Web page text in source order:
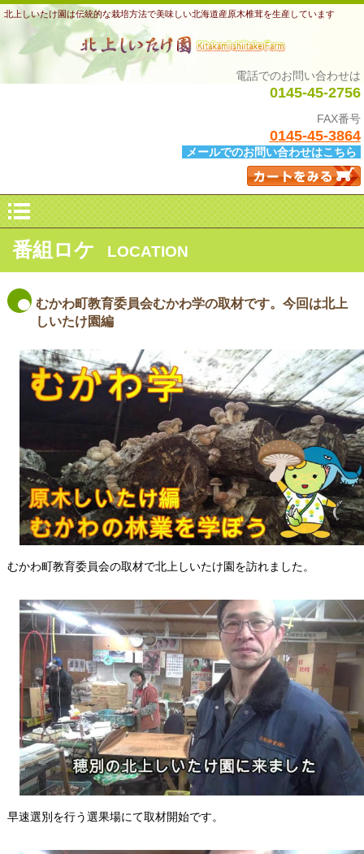
北上しいたけ園は伝統的な栽培方法で美味しい北海道産原木椎茸を生産しています
電話でのお問い合わせは
0145-45-2756
FAX番号
0145-45-3864
メールでのお問い合わせはこちら
番組ロケ LOCATION
むかわ町教育委員会むかわ学の取材です。今回は北上
しいたけ園編
むかわ町教育委員会の取材で北上しいたけ園を訪れました。
早速選別を行う選果場にて取材開始です。